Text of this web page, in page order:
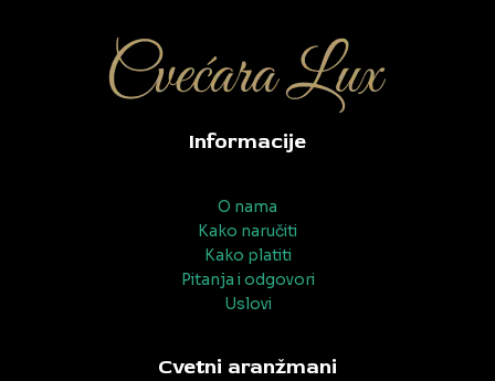
Informacije
O nama
Kako naručiti
Kako platiti
Pitanja i odgovori
Uslovi
Cvetni aranžmani